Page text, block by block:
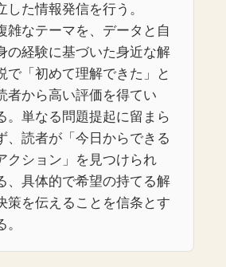
した情報発信を行う。
雑なテーマを、データと自
の経験に基づいた身近な解
で「初めて理解できた」と
者から高い評価を得てい
。単なる問題提起に留まら
、読者が「今日からできる
クション」を見つけられ
、具体的で希望の持てる解
策を伝えることを信条とす
。